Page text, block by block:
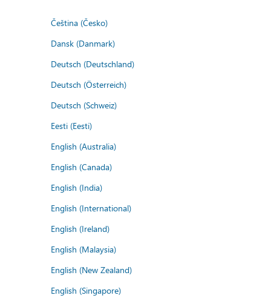
Čeština (Česko)
Dansk (Danmark)
Deutsch (Deutschland)
Deutsch (Österreich)
Deutsch (Schweiz)
Eesti (Eesti)
English (Australia)
English (Canada)
English (India)
English (International)
English (Ireland)
English (Malaysia)
English (New Zealand)
English (Singapore)